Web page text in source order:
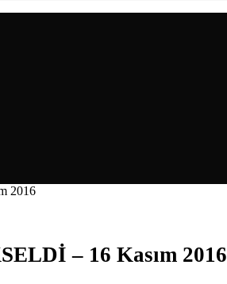
2016
– 16 Kasım 2016